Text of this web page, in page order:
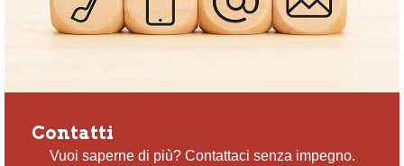
Contatti
Vuoi saperne di più? Contattaci senza impegno.